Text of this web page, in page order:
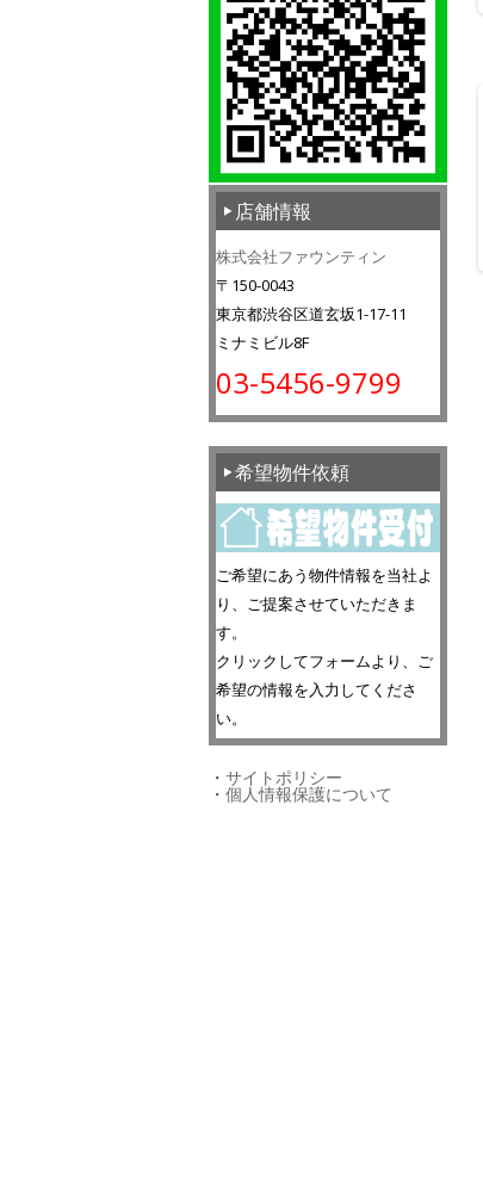
店舗情報
株式会社ファウンティン
〒150-0043
東京都渋谷区道玄坂1-17-11
ミナミビル8F
03-5456-9799
希望物件依頼
ご希望にあう物件情報を当社よ
り、ご提案させていただきま
す。
クリックしてフォームより、ご
希望の情報を入力してくださ
い。
・ サイトポリシー
・ 個人情報保護について